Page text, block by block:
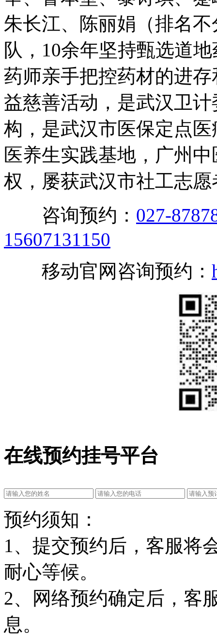
朱长江、陈丽娟（排名
队，10余年坚持甄选道
药师亲手把控药材的进
益慈善活动，是武汉卫
构，是武汉市医保定点
医养生实践基地，广州
权，屡获武汉市社工志
咨询预约： 027-
15607131150
移动官网咨询预约：
在线预约挂号平台
预约须知：
1、提交预约后，客服将
耐心等候。
2、网络预约确定后，客
息。